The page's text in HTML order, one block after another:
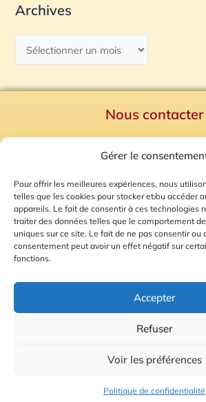
Gérer le
Pour offrir les meilleures expériences, nous
telles que les cookies pour stocker et/ou accéder
appareils. Le fait de consentir à ces technologies
traiter des données telles que le comportement
uniques sur ce site. Le fait de ne pas consentir ou
consentement peut avoir un effet négatif sur
fonctions.
Accepter
Refuser
Voir les préférences
Politique de confidentialité
Archives
Nous contacter
Mentions Légales
Gestion des
© 2026 Radio Calade